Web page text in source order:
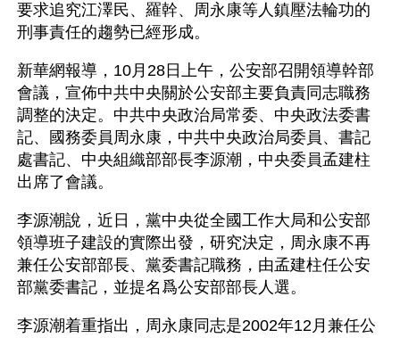
要求追究江澤民、羅幹、周永康等人鎮壓法輪功的
刑事責任的趨勢已經形成。
新華網報導，10月28日上午，公安部召開領導幹部
會議，宣佈中共中央關於公安部主要負責同志職務
調整的決定。中共中央政治局常委、中央政法委書
記、國務委員周永康，中共中央政治局委員、書記
處書記、中央組織部部長李源潮，中央委員孟建柱
出席了會議。
李源潮說，近日，黨中央從全國工作大局和公安部
領導班子建設的實際出發，研究決定，周永康不再
兼任公安部部長、黨委書記職務，由孟建柱任公安
部黨委書記，並提名爲公安部部長人選。
李源潮着重指出，周永康同志是2002年12月兼任公